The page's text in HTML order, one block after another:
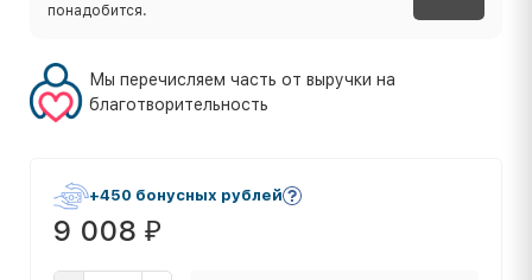
понадобится.
Мы перечисляем часть от выручки на
благотворительность
+450 бонусных рублей
9 008 ₽